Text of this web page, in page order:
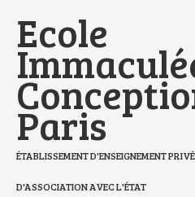
contenu.
à
la
navigation
Ecole
Paris
ÉTABLISSEMENT D'ENSEIGNEMENT
D'ASSOCIATION AVEC L'ÉTAT